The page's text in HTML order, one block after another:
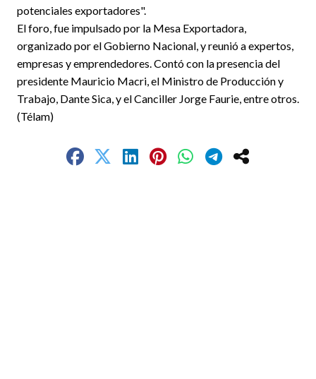
potenciales exportadores".
El foro, fue impulsado por la Mesa Exportadora,
organizado por el Gobierno Nacional, y reunió a expertos,
empresas y emprendedores. Contó con la presencia del
presidente Mauricio Macri, el Ministro de Producción y
Trabajo, Dante Sica, y el Canciller Jorge Faurie, entre otros.
(Télam)